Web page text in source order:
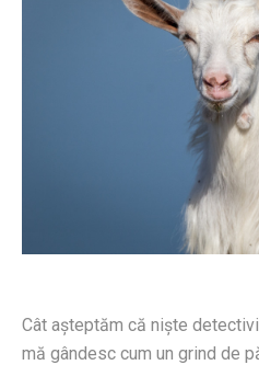
Cât aşteptăm că nişte
mă gândesc cum un grind de